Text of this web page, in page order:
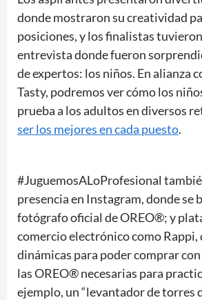
donde mostraron su creatividad
posiciones, y los finalistas
entrevista donde fueron
de expertos: los niños. En alianza
Tasty, podremos ver cómo los
prueba a los adultos en diversos
ser los mejores en cada puesto.
#JuguemosALoProfesional
presencia en Instagram, donde se
fotógrafo oficial de OREO®; y
comercio electrónico como Rappi,
dinámicas para poder comprar
las OREO® necesarias para
ejemplo, un “levantador de torres